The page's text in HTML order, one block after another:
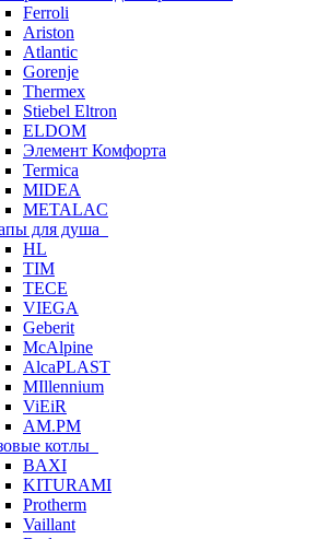
Ferroli
Ariston
Atlantic
Gorenje
Thermex
Stiebel Eltron
ELDOM
Элемент Комфорта
Termica
MIDEA
METALAC
для душа
HL
TIM
TECE
VIEGA
Geberit
McAlpine
AlcaPLAST
MIllennium
ViEiR
AM.PM
котлы
BAXI
KITURAMI
Protherm
Vaillant